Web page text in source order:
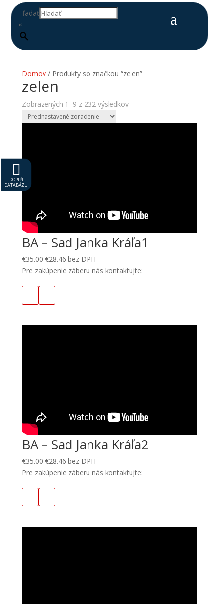
Hľadať
×

DOPLŇ
DATABÁZU
Domov/ Produkty so značkou “zelen”
zelen
Zobrazených 1–9 z 232 výsledkov
BA – Sad Janka Kráľa1
€35.00 €28.46 bez DPH
Pre zakúpenie záberu nás kontaktujte:
BA – Sad Janka Kráľa2
€35.00 €28.46 bez DPH
Pre zakúpenie záberu nás kontaktujte: